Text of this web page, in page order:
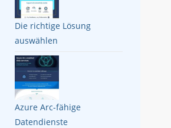
Die richtige Lösung
auswählen
Azure Arc-fähige
Datendienste